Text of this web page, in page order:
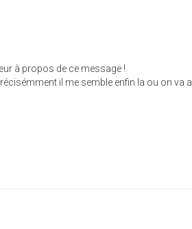
à propos de ce message !
il me semble enfin la ou on va